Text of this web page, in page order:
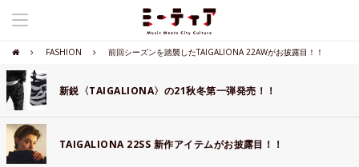
FASHION 前回シーズンを踏襲したTAIGALIONA 22AWがお披露目！！
新鋭〈TAIGALIONA〉の21秋冬第一弾発売！！
TAIGALIONA 22SS 新作アイテムがお披露目！！